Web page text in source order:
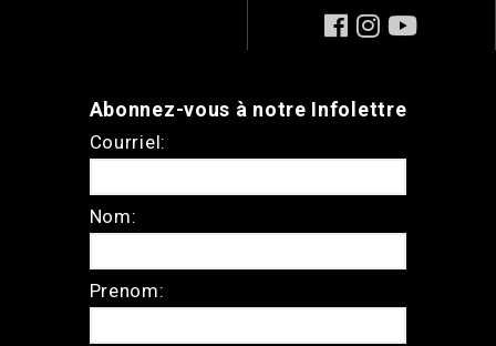
Abonnez-vous à notre Infolettre
Courriel:
Nom:
Prenom: